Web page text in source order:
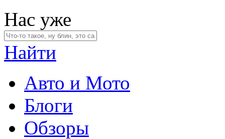
Нас уже
Найти
Авто и Мото
Блоги
Обзоры